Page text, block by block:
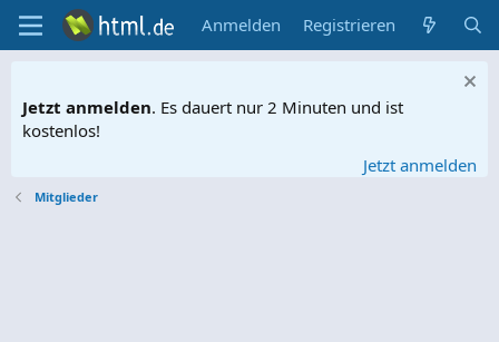
Anmelden Registrieren
Jetzt anmelden. Es dauert nur 2 Minuten und ist
kostenlos!
Jetzt anmelden
Mitglieder